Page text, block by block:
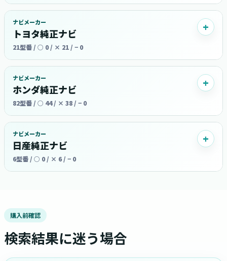
ナビメーカー
トヨタ純正ナビ
21型番 / ○ 0 / × 21 / − 0
ナビメーカー
ホンダ純正ナビ
82型番 / ○ 44 / × 38 / − 0
ナビメーカー
日産純正ナビ
6型番 / ○ 0 / × 6 / − 0
購入前確認
検索結果に迷う場合